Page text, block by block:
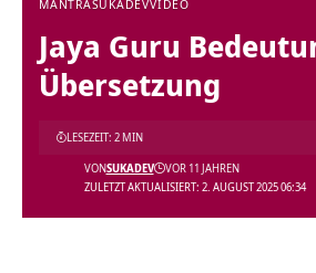
MANTRASUKADEVVIDEO
Jaya Guru
Übersetzung
ZULETZT AKTUALISIERT: 2. AUGUST 2025 06:34
VONSUKADEV VOR 11 JAHREN
LESEZEIT: 2 MIN